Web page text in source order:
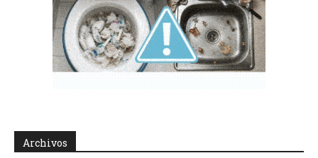
Archivos